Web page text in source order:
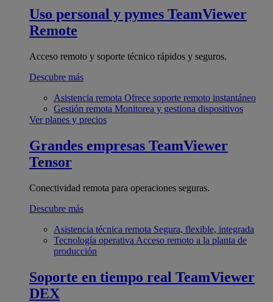
Uso personal y pymes TeamViewer
Remote
Acceso remoto y soporte técnico rápidos y seguros.
Descubre más
Asistencia remota Ofrece soporte remoto instantáneo
Gestión remota Monitorea y gestiona dispositivos
Ver planes y precios
Grandes empresas TeamViewer
Tensor
Conectividad remota para operaciones seguras.
Descubre más
Asistencia técnica remota Segura, flexible, integrada
Tecnología operativa Acceso remoto a la planta de
producción
Soporte en tiempo real TeamViewer
DEX